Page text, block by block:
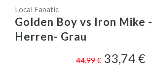
Local Fanatic
Golden Boy vs Iron Mike
Herren- Grau
44,99 € 33,74 €